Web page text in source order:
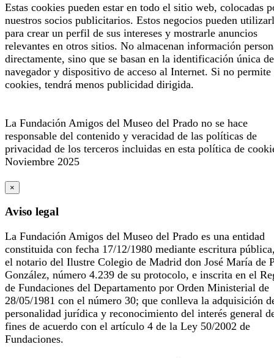
Estas cookies pueden estar en todo el sitio web, colocadas
nuestros socios publicitarios. Estos negocios pueden
para crear un perfil de sus intereses y mostrarle anuncios
relevantes en otros sitios. No almacenan información
directamente, sino que se basan en la identificación única
navegador y dispositivo de acceso al Internet. Si no permite
cookies, tendrá menos publicidad dirigida.
La Fundación Amigos del Museo del Prado no se hace
responsable del contenido y veracidad de las políticas de
privacidad de los terceros incluidas en esta política de
Noviembre 2025
×
Aviso legal
La Fundación Amigos del Museo del Prado es una entidad
constituida con fecha 17/12/1980 mediante escritura
el notario del Ilustre Colegio de Madrid don José María de
González, número 4.239 de su protocolo, e inscrita en el
de Fundaciones del Departamento por Orden Ministerial de
28/05/1981 con el número 30; que conlleva la adquisición
personalidad jurídica y reconocimiento del interés general
fines de acuerdo con el artículo 4 de la Ley 50/2002 de
Fundaciones.